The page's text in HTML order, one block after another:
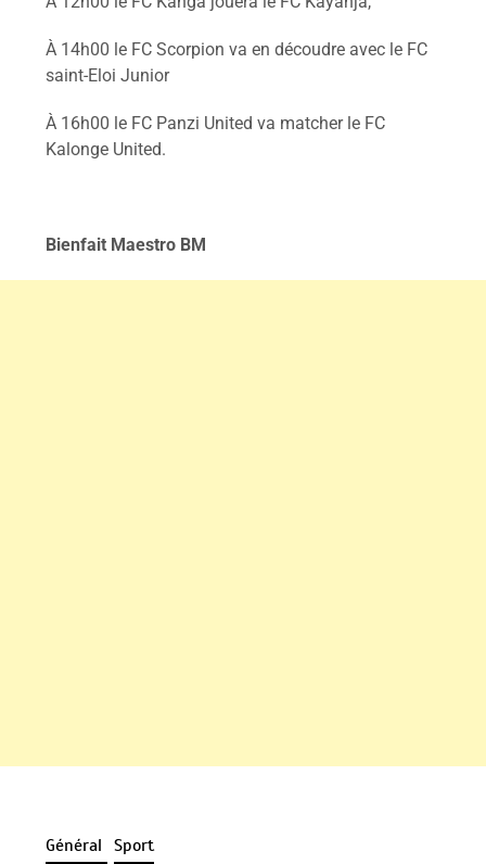
À 14h00 le FC Scorpion va en découdre avec le FC
saint-Eloi Junior
À 16h00 le FC Panzi United va matcher le FC
Kalonge United.
Bienfait Maestro BM
Général Sport